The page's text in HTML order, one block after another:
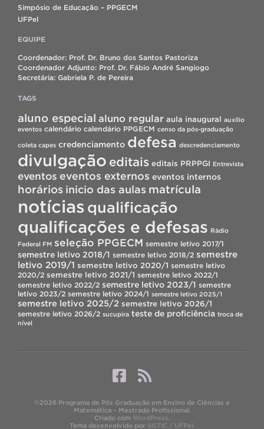
Simpósio de Educação – PPGECM
UFPel
EQUIPE
Coordenador: Prof. Dr. Bruno dos Santos Pastoriza
Coordenador Adjunto: Prof. Dr. Fábio André Sangiogo
Secretária: Gabriela P. de Pereira
TAGS
aluno especial aluno regular aula inaugural auxílio
eventos calendário calendário PPGECM censo da pós-graduação
coleta capes credenciamento defesa descredenciamento
divulgação editais editais PRPPGI Entrevista
eventos eventos externos eventos internos
horários inicio das aulas matrícula
notícias qualificação
qualificações e defesas Rádio
Federal FM seleção PPGECM semestre letivo 2017/1
semestre letivo 2018/1 semestre letivo 2018/2 semestre
letivo 2019/1 semestre letivo 2020/1 semestre letivo
2020/2 semestre letivo 2021/1 semestre letivo 2022/1
semestre letivo 2022/2 semestre letivo 2023/1 semestre
letivo 2023/2 semestre letivo 2024/1 semestre letivo 2025/1
semestre letivo 2025/2 semestre letivo 2026/1
semestre letivo 2026/2 sucupira teste de proficiência troca de
nível
©2026 Programa de Pós Graduação em Ensino de Ciências e
Matemática – Mestrado Profissional.
Criado com WordPress.
Tema desenvolvido por SGTIC / UFPel.